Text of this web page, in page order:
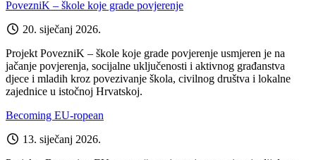
PovezniK – škole koje grade povjerenje
20. siječanj 2026.
Projekt PovezniK – škole koje grade povjerenje usmjeren je na
jačanje povjerenja, socijalne uključenosti i aktivnog građanstva
djece i mladih kroz povezivanje škola, civilnog društva i lokalne
zajednice u istočnoj Hrvatskoj.
Becoming EU-ropean
13. siječanj 2026.